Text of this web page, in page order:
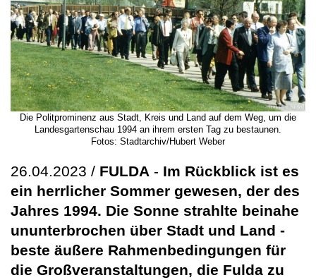
Die Politprominenz aus Stadt, Kreis und Land auf dem Weg, um die
Landesgartenschau 1994 an ihrem ersten Tag zu bestaunen.
Fotos: Stadtarchiv/Hubert Weber
26.04.2023 / FULDA - Im Rückblick ist es
ein herrlicher Sommer gewesen, der des
Jahres 1994. Die Sonne strahlte beinahe
ununterbrochen über Stadt und Land -
beste äußere Rahmenbedingungen für
die Großveranstaltungen, die Fulda zu